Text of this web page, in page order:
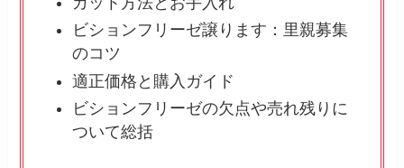
ビションフリーゼ譲ります：里親募集
のコツ
適正価格と購入ガイド
ビションフリーゼの欠点や売れ残りに
ついて総括